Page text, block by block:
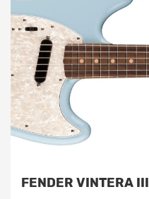
FENDER VINTERA